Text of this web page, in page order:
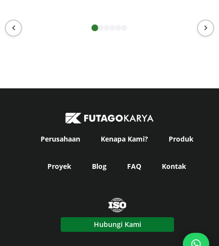
Perusahaan Kenapa Kami? Produk
Proyek Blog FAQ Kontak
Hubungi Kami